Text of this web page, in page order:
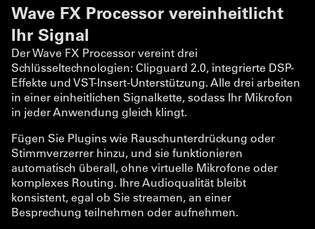
Wave FX Processor vereinheitlicht
Ihr Signal
Der Wave FX Processor vereint drei
Schlüsseltechnologien: Clipguard 2.0, integrierte DSP-
Effekte und VST-Insert-Unterstützung. Alle drei arbeiten
in einer einheitlichen Signalkette, sodass Ihr Mikrofon
in jeder Anwendung gleich klingt.
Fügen Sie Plugins wie Rauschunterdrückung oder
Stimmverzerrer hinzu, und sie funktionieren
automatisch überall, ohne virtuelle Mikrofone oder
komplexes Routing. Ihre Audioqualität bleibt
konsistent, egal ob Sie streamen, an einer
Besprechung teilnehmen oder aufnehmen.